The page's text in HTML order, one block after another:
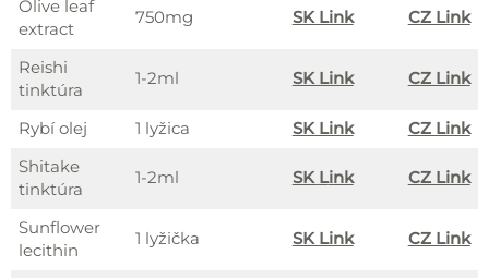
Olive leaf
extract
750mg SK Link CZ Link
Reishi
tinktúra
1-2ml SK Link CZ Link
Rybí olej 1 lyžica SK Link
CZ Link
Shitake
tinktúra
1-2ml SK Link CZ Link
Sunflower
lecithin
1 lyžička SK Link CZ Link